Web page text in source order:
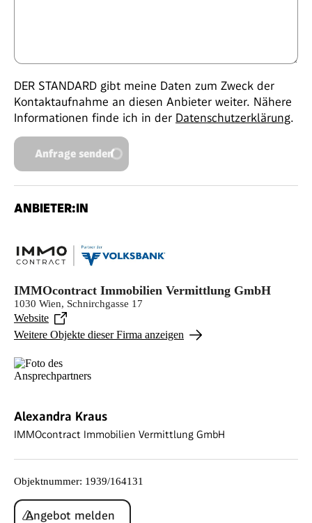
DER STANDARD gibt meine Daten zum Zweck der
Kontaktaufnahme an diesen Anbieter weiter. Nähere
Informationen finde ich in der Datenschutzerklärung.
Anfrage senden
ANBIETER:IN
IMMOcontract Immobilien Vermittlung GmbH
1030 Wien, Schnirchgasse 17
Website
Weitere Objekte dieser Firma anzeigen
Alexandra Kraus
IMMOcontract Immobilien Vermittlung GmbH
Objektnummer: 1939/164131
Angebot melden